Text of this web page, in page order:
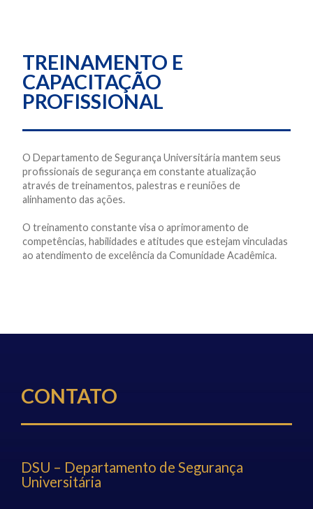
TREINAMENTO E
CAPACITAÇÃO
PROFISSIONAL
O Departamento de Segurança Universitária mantem seus
profissionais de segurança em constante atualização
através de treinamentos, palestras e reuniões de
alinhamento das ações.
O treinamento constante visa o aprimoramento de
competências, habilidades e atitudes que estejam vinculadas
ao atendimento de excelência da Comunidade Acadêmica.
CONTATO
DSU – Departamento de Segurança
Universitária